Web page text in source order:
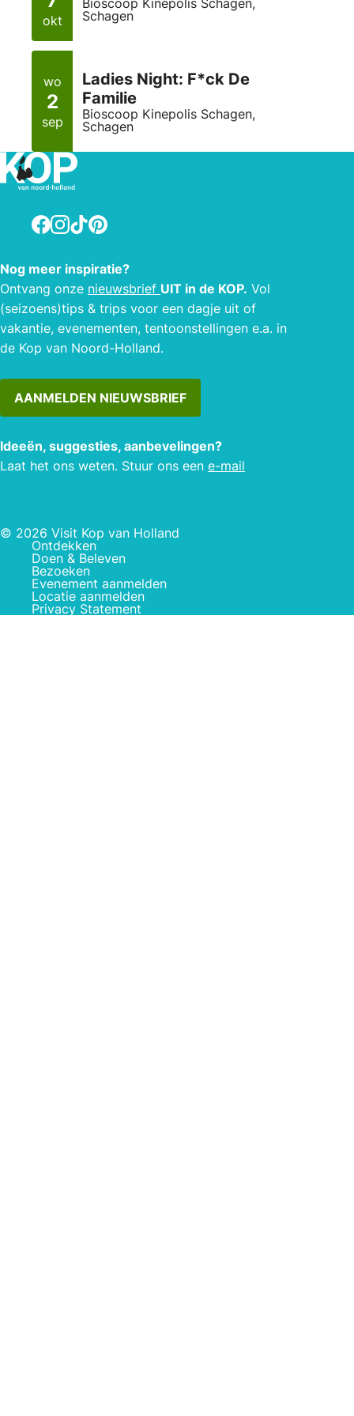
okt
Bioscoop Kinepolis Schagen,
Schagen
wo
2
sep
Ladies Night: F*ck De
Familie
Bioscoop Kinepolis Schagen,
Schagen
Facebook
Instagram
TikTokPinterest
Nog meer inspiratie?
Ontvang onze nieuwsbrief UIT in de KOP. Vol
(seizoens)tips & trips voor een dagje uit of
vakantie, evenementen, tentoonstellingen e.a. in
de Kop van Noord-Holland.
AANMELDEN NIEUWSBRIEF
Ideeën, suggesties, aanbevelingen?
Laat het ons weten. Stuur ons een e-mail
© 2026 Visit Kop van Holland
Ontdekken
Doen & Beleven
Bezoeken
Evenement aanmelden
Locatie aanmelden
Privacy Statement